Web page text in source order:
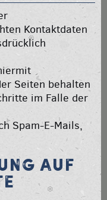
Kontaktdaten
Seiten behalten
im Falle der
Spam-E-Mails,
AUF